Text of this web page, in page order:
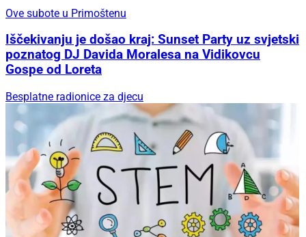
Ove subote u Primoštenu
Iščekivanju je došao kraj: Sunset Party uz svjetski
poznatog DJ Davida Moralesa na Vidikovcu
Gospe od Loreta
Besplatne radionice za djecu